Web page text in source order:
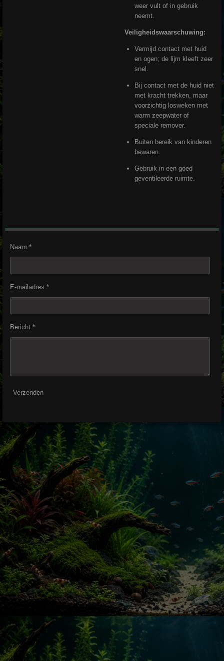
weer vult of in gebruik
neemt.
Veiligheidswaarschuwing:
Vermijd contact met huid
en ogen; de lijm kleeft zeer
snel.
Bij contact met de huid niet
met kracht trekken, maar
voorzichtig losweken met
warm zeepwater of
speciale remover.
Buiten bereik van kinderen
bewaren.
Gebruik in een goed
geventileerde ruimte.
Naam *
E-mailadres *
Bericht *
Verzenden